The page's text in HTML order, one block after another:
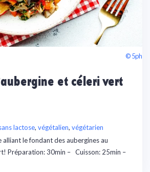
© 5ph
et céleri vert
lactose, végétalien, végétarien
alliant le fondant des aubergines au
Préparation: 30min – Cuisson: 25min –